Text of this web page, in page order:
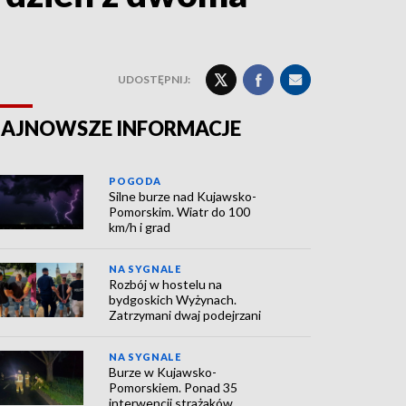
UDOSTĘPNIJ:
INFORMACJE
POGODA
Silne burze nad Kujawsko-
Pomorskim. Wiatr do 100
km/h i grad
NA SYGNALE
Rozbój w hostelu na
bydgoskich Wyżynach.
Zatrzymani dwaj podejrzani
NA SYGNALE
Burze w Kujawsko-
Pomorskiem. Ponad 35
interwencji strażaków